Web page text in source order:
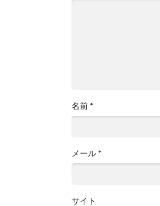
名前 *
メール *
サイト